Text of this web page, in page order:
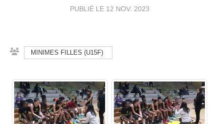
PUBLIÉ LE 12 NOV. 2023
MINIMES FILLES (U15F)